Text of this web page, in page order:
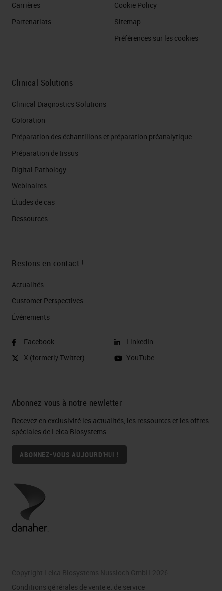
Carrières
Partenariats
Cookie Policy
Sitemap
Préférences sur les cookies
Clinical Solutions
Clinical Diagnostics Solutions
Coloration
Préparation des échantillons et préparation préanalytique
Préparation de tissus
Digital Pathology
Webinaires
Études de cas
Ressources
Restons en contact !
Actualités
Customer Perspectives​
Événements
Facebook
X (formerly Twitter)
LinkedIn
YouTube
Abonnez-vous à notre newletter
Recevez en exclusivité les actualités, les ressources et les offres
spéciales de Leica Biosystems.
ABONNEZ-VOUS AUJOURD'HUI !
Copyright Leica Biosystems Nussloch GmbH 2026
Conditions générales de vente et de service